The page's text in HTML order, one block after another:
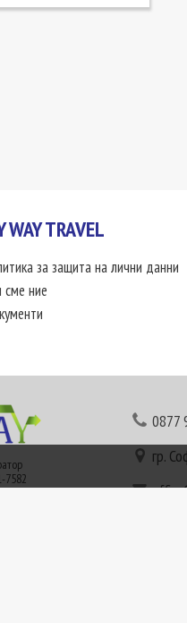
WAY TRAVEL
за защита на лични данни
сме ние
7582
0877
гр.